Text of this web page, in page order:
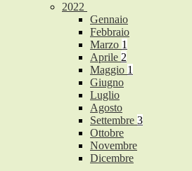
2022
Gennaio
Febbraio
Marzo 1
Aprile 2
Maggio 1
Giugno
Luglio
Agosto
Settembre 3
Ottobre
Novembre
Dicembre